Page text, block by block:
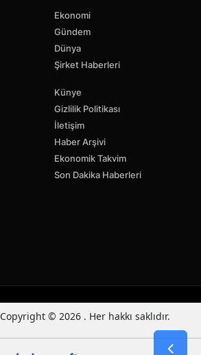
Ekonomi
Gündem
Dünya
Şirket Haberleri
Künye
Gizlilik Politikası
İletişim
Haber Arşivi
Ekonomik Takvim
Son Dakika Haberleri
Copyright © 2026 . Her hakkı saklıdır.